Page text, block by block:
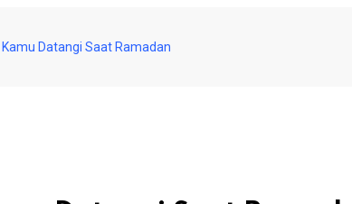
Datangi Saat Ramadan